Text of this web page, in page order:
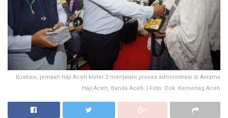
Ilustrasi, jemaah haji Aceh kloter 2 menjalani proses administrasi di Asrama
Haji Aceh, Banda Aceh. | Foto: Dok. Kemenag Aceh